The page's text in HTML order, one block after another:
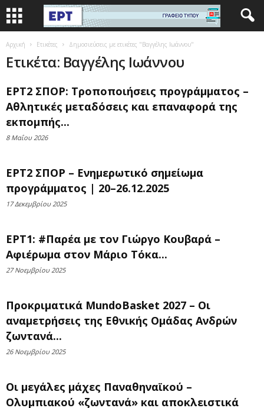
Αρχική Ετικέτες Δημοσιεύσεις με ετικέτες "Βαγγέλης Ιωάννου"
Ετικέτα: Βαγγέλης Ιωάννου
ΕΡΤ2 ΣΠΟΡ: Τροποποιήσεις προγράμματος –
Αθλητικές μεταδόσεις και επαναφορά της
εκπομπής...
8 Μαΐου 2026
ΕΡΤ2 ΣΠΟΡ – Ενημερωτικό σημείωμα
προγράμματος | 20–26.12.2025
17 Δεκεμβρίου 2025
ΕΡΤ1: #Παρέα με τον Γιώργο Κουβαρά –
Αφιέρωμα στον Μάριο Τόκα...
27 Νοεμβρίου 2025
Προκριματικά MundoBasket 2027 – Οι
αναμετρήσεις της Εθνικής Ομάδας Ανδρών
ζωντανά...
26 Νοεμβρίου 2025
Οι μεγάλες μάχες Παναθηναϊκού –
Ολυμπιακού «ζωντανά» και αποκλειστικά